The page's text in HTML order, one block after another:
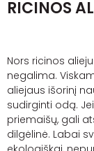
RICINOS
Nors ricinos
negalima.
aliejaus išorinį
sudirginti odą.
priemaišų, gali
dilgėlinė. Labai